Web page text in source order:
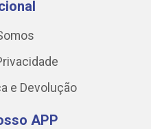
e Devolução
APP